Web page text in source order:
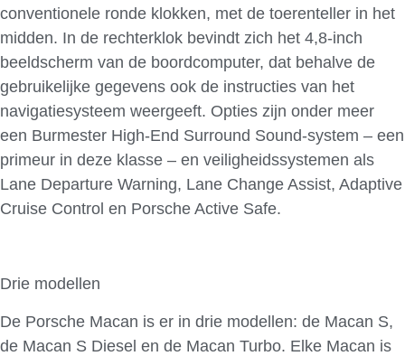
conventionele ronde klokken, met de toerenteller in het
midden. In de rechterklok bevindt zich het 4,8-inch
beeldscherm van de boordcomputer, dat behalve de
gebruikelijke gegevens ook de instructies van het
navigatiesysteem weergeeft. Opties zijn onder meer
een Burmester High-End Surround Sound-system – een
primeur in deze klasse – en veiligheidssystemen als
Lane Departure Warning, Lane Change Assist, Adaptive
Cruise Control en Porsche Active Safe.
Drie modellen
De Porsche Macan is er in drie modellen: de Macan S,
de Macan S Diesel en de Macan Turbo. Elke Macan is